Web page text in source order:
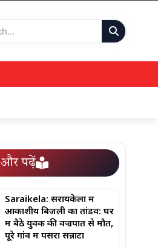
और पढ़ें
Saraikela: सरायकेला में
आकाशीय बिजली का तांडव: घर
में बैठे युवक की वज्रपात से मौत,
पूरे गांव में पसरा सन्नाटा